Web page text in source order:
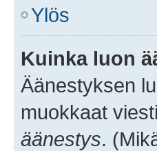
Ylös
Kuinka luon
Äänestyksen
muokkaat
äänestys.